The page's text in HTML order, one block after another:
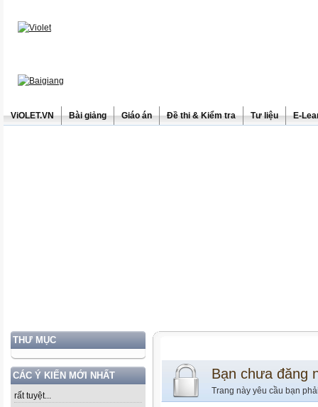
ViOLET.VN Bài giảng Giáo án Đề thi & Kiểm tra Tư liệu E-
THƯ MỤC
CÁC Ý KIẾN MỚI NHẤT
rất tuyệt...
Bạn chưa đăng
Trang này yêu cầu bạn